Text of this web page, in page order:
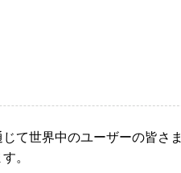
て世界中のユーザーの皆さま
。